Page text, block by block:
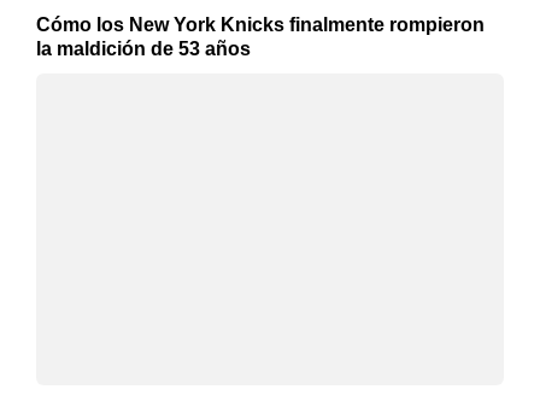
Cómo los New York Knicks finalmente rompieron
la maldición de 53 años